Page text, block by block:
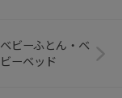
ベビーふとん・ベ
ビーベッド